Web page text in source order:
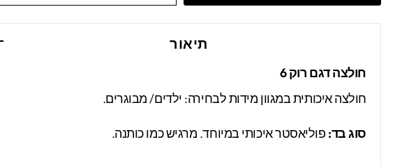
תיאור
חולצה דגם רוק 6
חולצה איכותית במגוון מידות לבחירה: ילדים/ מבוגרים.
סוג בד: פוליאסטר איכותי במיוחד. מרגיש כמו כותנה.